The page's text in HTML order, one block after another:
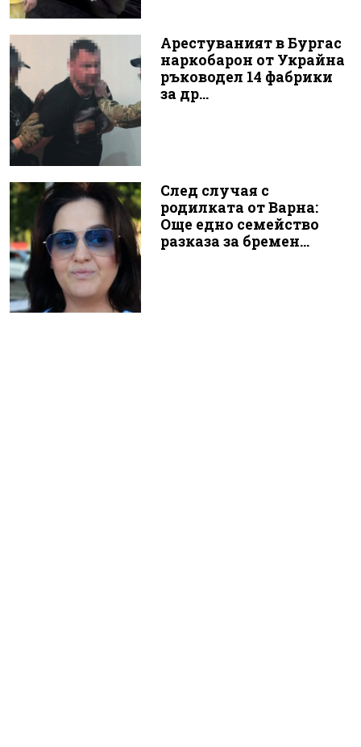
Арестуваният в Бургас
наркобарон от Украйна
ръководел 14 фабрики
за др...
След случая с
родилката от Варна:
Още едно семейство
разказа за бремен...